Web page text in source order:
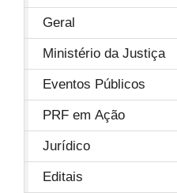
Geral
Ministério da Justiça
Eventos Públicos
PRF em Ação
Jurídico
Editais